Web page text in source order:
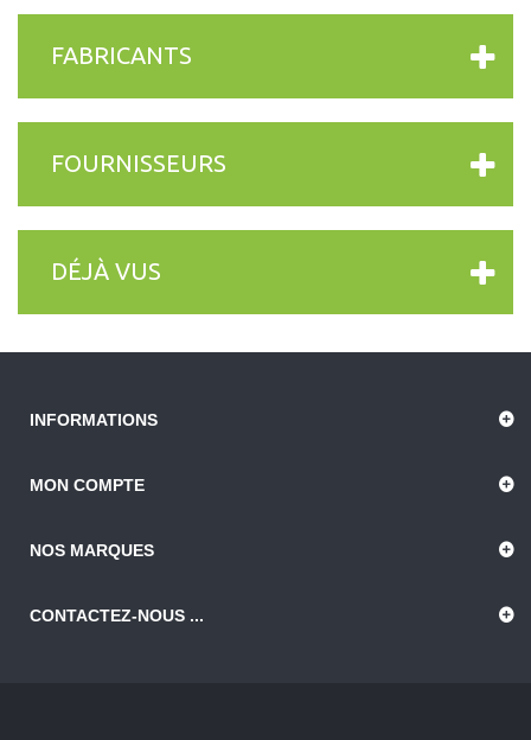
FABRICANTS
FOURNISSEURS
DÉJÀ VUS
INFORMATIONS
MON COMPTE
NOS MARQUES
CONTACTEZ-NOUS ...